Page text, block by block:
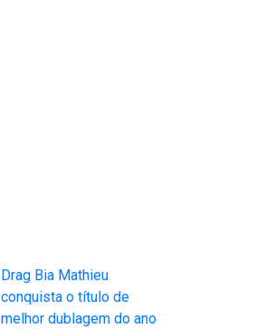
Drag Bia Mathieu
conquista o título de
melhor dublagem do ano